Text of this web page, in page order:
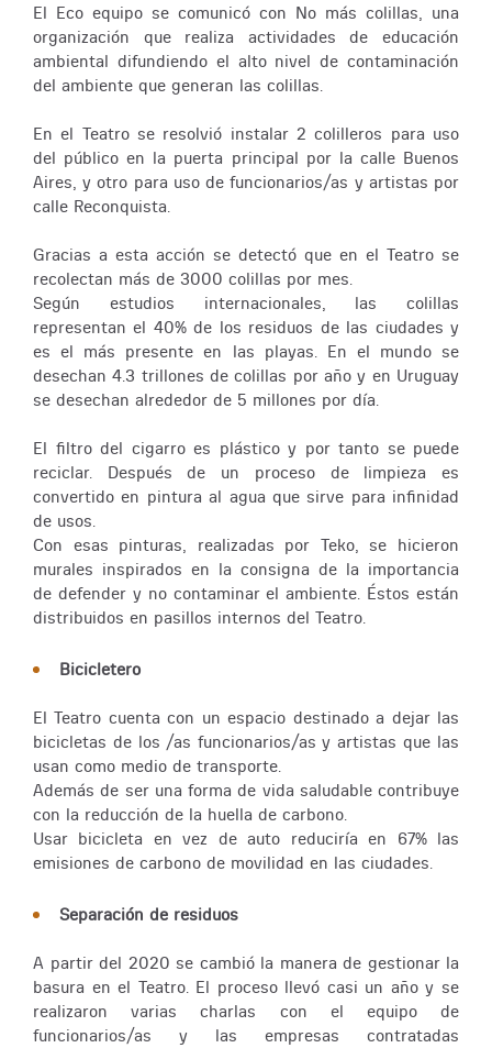
El Eco equipo se comunicó con No más colillas, una
organización que realiza actividades de educación
ambiental difundiendo el alto nivel de contaminación
del ambiente que generan las colillas.
En el Teatro se resolvió instalar 2 colilleros para uso
del público en la puerta principal por la calle Buenos
Aires, y otro para uso de funcionarios/as y artistas por
calle Reconquista.
Gracias a esta acción se detectó que en el Teatro se
recolectan más de 3000 colillas por mes.
Según estudios internacionales, las colillas
representan el 40% de los residuos de las ciudades y
es el más presente en las playas. En el mundo se
desechan 4.3 trillones de colillas por año y en Uruguay
se desechan alrededor de 5 millones por día.
El filtro del cigarro es plástico y por tanto se puede
reciclar. Después de un proceso de limpieza es
convertido en pintura al agua que sirve para infinidad
de usos.
Con esas pinturas, realizadas por Teko, se hicieron
murales inspirados en la consigna de la importancia
de defender y no contaminar el ambiente. Éstos están
distribuidos en pasillos internos del Teatro.
Bicicletero
El Teatro cuenta con un espacio destinado a dejar las
bicicletas de los /as funcionarios/as y artistas que las
usan como medio de transporte.
Además de ser una forma de vida saludable contribuye
con la reducción de la huella de carbono.
Usar bicicleta en vez de auto reduciría en 67% las
emisiones de carbono de movilidad en las ciudades.
Separación de residuos
A partir del 2020 se cambió la manera de gestionar la
basura en el Teatro. El proceso llevó casi un año y se
realizaron varias charlas con el equipo de
funcionarios/as y las empresas contratadas